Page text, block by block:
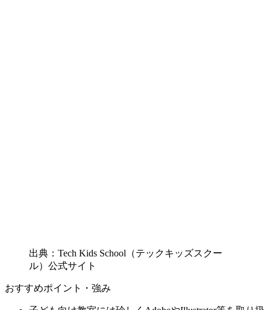
出典：Tech Kids School（テックキッズスクー
ル）公式サイト
おすすめポイント・強み